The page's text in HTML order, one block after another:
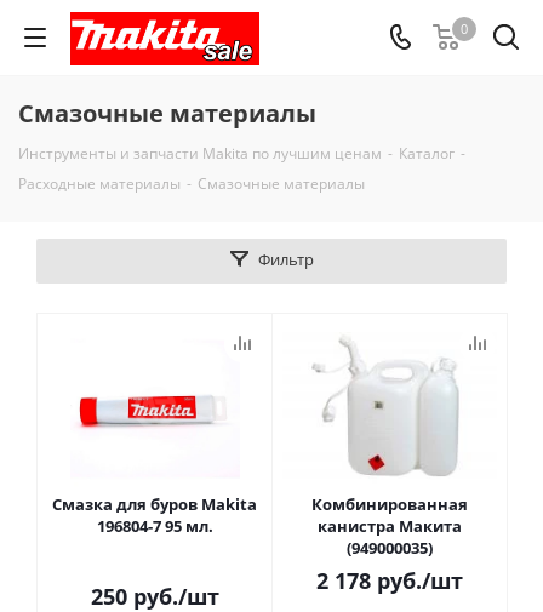
0
Смазочные материалы
Инструменты и запчасти Makita по лучшим ценам - Каталог -
Расходные материалы - Смазочные материалы
Фильтр
Смазка для буров Makita
196804-7 95 мл.
250руб./шт
Комбинированная
канистра Макита
(949000035)
2 178 руб./шт